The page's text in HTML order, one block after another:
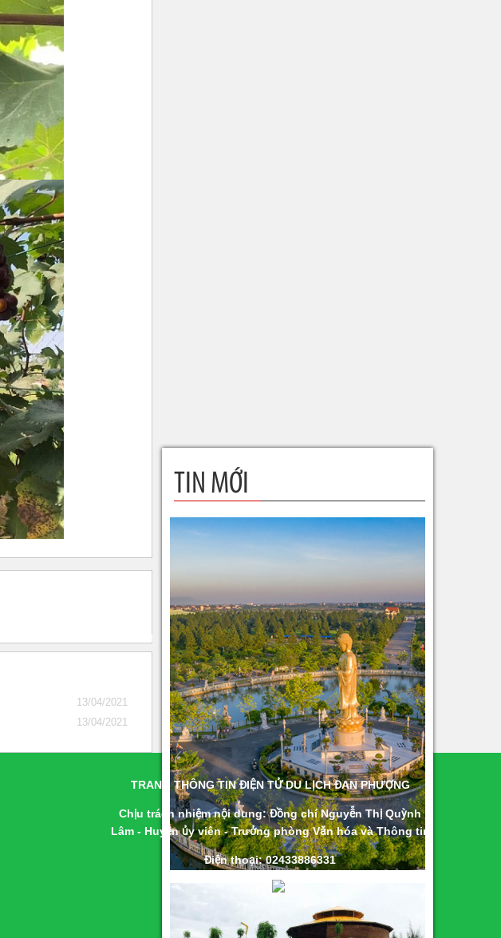
13/04/2021
13/04/2021
TIN MỚI
TRANG THÔNG TIN ĐIỆN TỬ DU LỊCH ĐAN PHƯỢNG
Chịu trách nhiệm nội dung: Đồng chí Nguyễn Thị Quỳnh
Lâm - Huyện ủy viên - Trưởng phòng Văn hóa và Thông tin
Điện thoại: 02433886331